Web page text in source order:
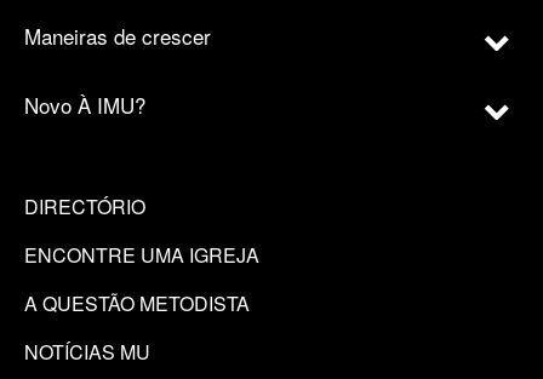
Maneiras de crescer
Novo À IMU?
DIRECTÓRIO
ENCONTRE UMA IGREJA
A QUESTÃO METODISTA
NOTÍCIAS MU